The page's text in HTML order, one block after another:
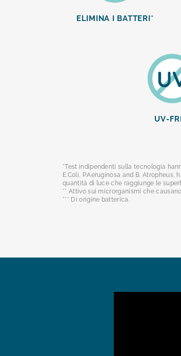
ELIMINA I BATTERI*
UV-
*Test indipendenti sulla tecnologia
E.Coli, P.Aeruginosa and B.
quantità di luce che raggiunge le
** Attivo sui microrganismi che
*** Di origine batterica.